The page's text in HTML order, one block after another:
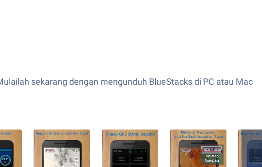
sekarang dengan mengunduh BlueStacks di PC atau Mac